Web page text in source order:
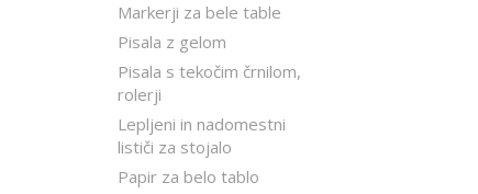
Markerji za bele table
Pisala z gelom
Pisala s tekočim črnilom,
rolerji
Lepljeni in nadomestni
lističi za stojalo
Papir za belo tablo